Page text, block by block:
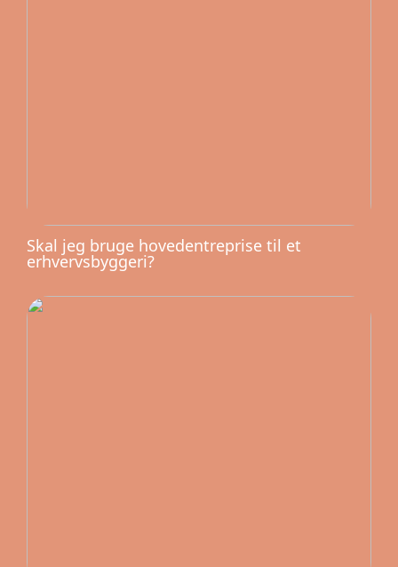
Skal jeg bruge hovedentreprise til et
erhvervsbyggeri?